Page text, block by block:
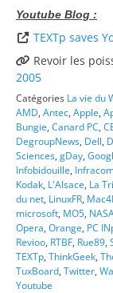
Youtube Blog :
TEXTp saves
Revoir les
2005
Catégories La vie du
AMD, Antec, Apple,
Bungie, Canard PC,
DegroupNews, Dell,
Sciences, gDay,
Infobidouille,
Kodak, L'Alsace, La
du net, LinuxFR,
microsoft, MO5,
Opera, Orange, PC
Revioo, RTBF, Rue89,
TEXTp, ThinkGeek,
TuxBoard, Twitter,
Youtube